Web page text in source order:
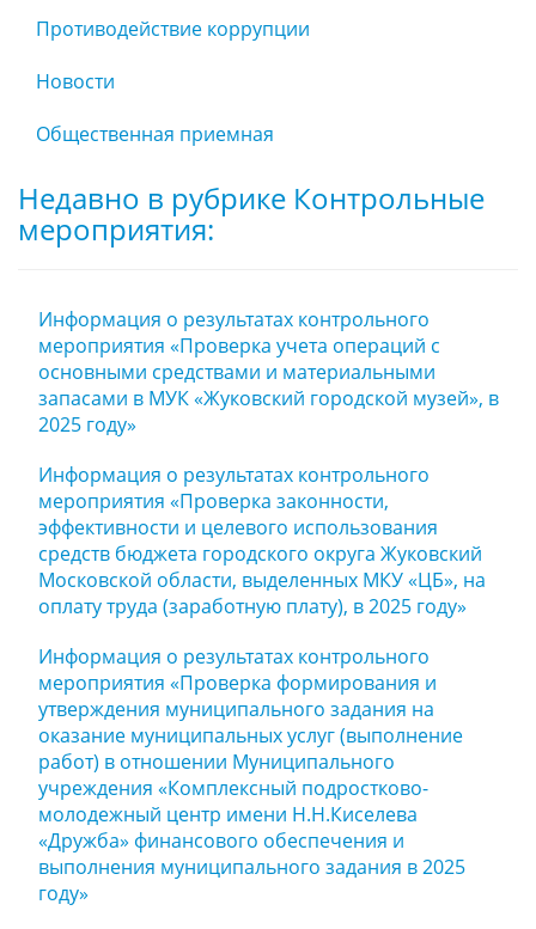
Противодействие коррупции
Новости
Общественная приемная
Недавно в рубрике Контрольные
мероприятия:
Информация о результатах контрольного
мероприятия «Проверка учета операций с
основными средствами и материальными
запасами в МУК «Жуковский городской музей», в
2025 году»
Информация о результатах контрольного
мероприятия «Проверка законности,
эффективности и целевого использования
средств бюджета городского округа Жуковский
Московской области, выделенных МКУ «ЦБ», на
оплату труда (заработную плату), в 2025 году»
Информация о результатах контрольного
мероприятия «Проверка формирования и
утверждения муниципального задания на
оказание муниципальных услуг (выполнение
работ) в отношении Муниципального
учреждения «Комплексный подростково-
молодежный центр имени Н.Н.Киселева
«Дружба» финансового обеспечения и
выполнения муниципального задания в 2025
году»